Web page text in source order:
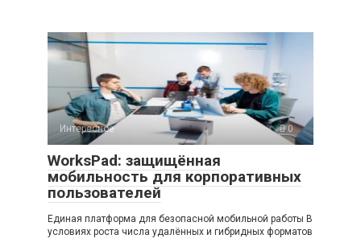
Интересное 0
WorksPad: защищённая
мобильность для корпоративных
пользователей
Единая платформа для безопасной мобильной работы В
условиях роста числа удалённых и гибридных форматов